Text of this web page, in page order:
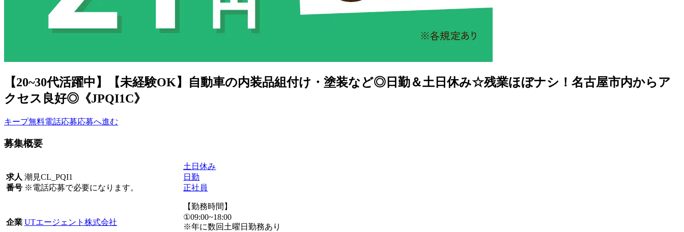
【20~30代活躍中】【未経験OK】自動車の内装品組付け・塗装など◎日勤＆土日休み☆残業ほぼナシ！名古屋市内からア
クセス良好◎《JPQI1C》
キープ無料電話応募応募へ進む
募集概要
求人
番号
潮見CL_PQI1
※電話応募で必要になります。
企業 UTエージェント株式会社
土日休み
日勤
正社員
【勤務時間】
①09:00~18:00
※年に数回土曜日勤務あり